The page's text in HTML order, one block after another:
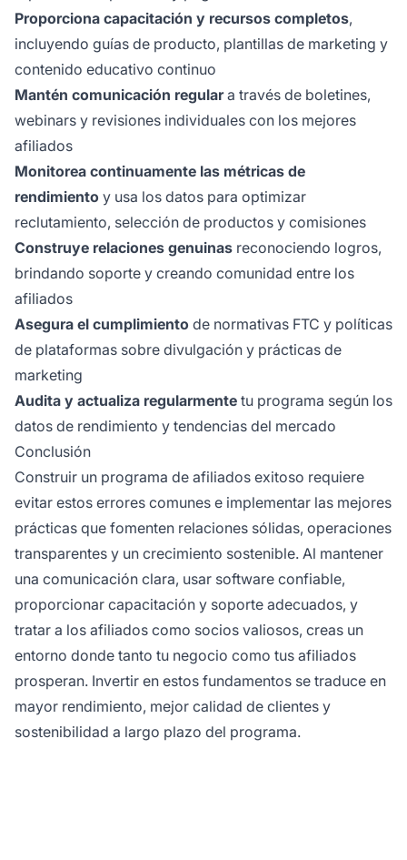
Proporciona capacitación y recursos completos,
incluyendo guías de producto, plantillas de marketing y
contenido educativo continuo
Mantén comunicación regulara través de boletines,
webinars y revisiones individuales con los mejores
afiliados
Monitorea continuamente las métricas de
rendimiento y usa los datos para optimizar
reclutamiento, selección de productos y comisiones
Construye relaciones genuinas reconociendo logros,
brindando soporte y creando comunidad entre los
afiliados
Asegura el cumplimiento de normativas FTC y políticas
de plataformas sobre divulgación y prácticas de
marketing
Audita y actualiza regularmente tu programa según los
datos de rendimiento y tendencias del mercado
Conclusión
Construir un programa de afiliados exitoso requiere
evitar estos errores comunes e implementar las mejores
prácticas que fomenten relaciones sólidas, operaciones
transparentes y un crecimiento sostenible. Al mantener
una comunicación clara, usar software confiable,
proporcionar capacitación y soporte adecuados, y
tratar a los afiliados como socios valiosos, creas un
entorno donde tanto tu negocio como tus afiliados
prosperan. Invertir en estos fundamentos se traduce en
mayor rendimiento, mejor calidad de clientes y
sostenibilidad a largo plazo del programa.